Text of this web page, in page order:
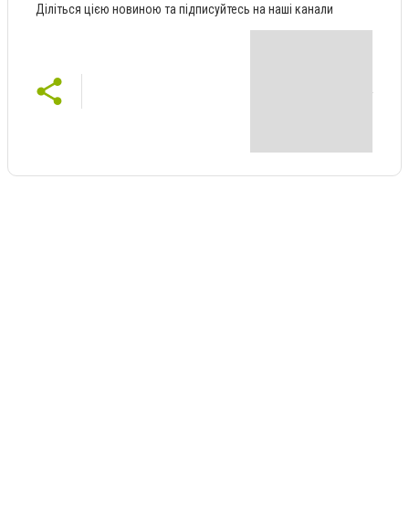
Діліться цією новиною та підписуйтесь на наші канали